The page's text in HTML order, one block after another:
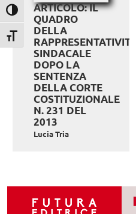
Attiva/disattiva alto contrasto
Attiva/disattiva dimensione testo
ARTICOLO: IL
QUADRO
DELLA
RAPPRESENTATIVITÀ
SINDACALE
DOPO LA
SENTENZA
DELLA CORTE
COSTITUZIONALE
N. 231 DEL
2013
Lucia Tria